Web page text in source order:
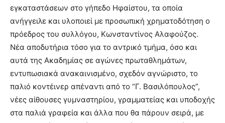
εγκαταστάσεων στο γήπεδο Ηφαίστου, τα οποία
ανήγγειλε και υλοποιεί με προσωπική χρηματοδότηση ο
πρόεδρος του συλλόγου, Κωνσταντίνος Αλαφούζος.
Νέα αποδυτήρια τόσο για το αντρικό τμήμα, όσο και
αυτά της Ακαδημίας σε αγώνες πρωταθλημάτων,
εντυπωσιακά ανακαινισμένο, σχεδόν αγνώριστο, το
παλιό κοντέινερ απέναντι από το “Γ. Βασιλόπουλος”,
νέες αίθουσες γυμναστηρίου, γραμματείας και υποδοχής
στα παλιά γραφεία και άλλα που θα πάρουν σειρά, με